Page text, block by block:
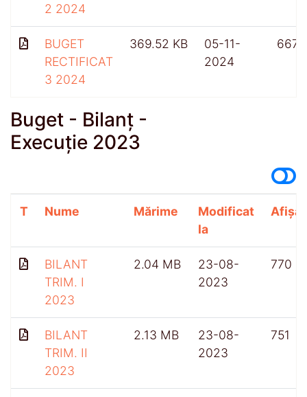
2 2024
BUGET
RECTIFICAT
3 2024
369.52 KB
05-11-
2024
667
Buget - Bilanț -
Execuție 2023
T Nume Mărime
Modificat
la
BILANT
TRIM. I
2023
2.04 MB
23-08-
2023
770
BILANT
TRIM. II
2023
2.13 MB
23-08-
2023
751